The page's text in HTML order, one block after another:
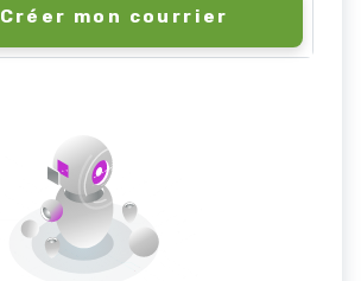
Créer mon courrier